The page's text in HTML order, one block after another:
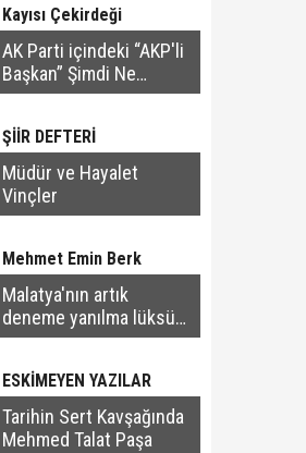
Kayısı Çekirdeği
AK Parti içindeki “AKP'li
Başkan” Şimdi Ne
Yapacak?
ŞİİR DEFTERİ
Müdür ve Hayalet
Vinçler
Mehmet Emin Berk
Malatya'nın artık
deneme yanılma lüksü
yok
ESKİMEYEN YAZILAR
Tarihin Sert Kavşağında
Mehmed Talat Paşa